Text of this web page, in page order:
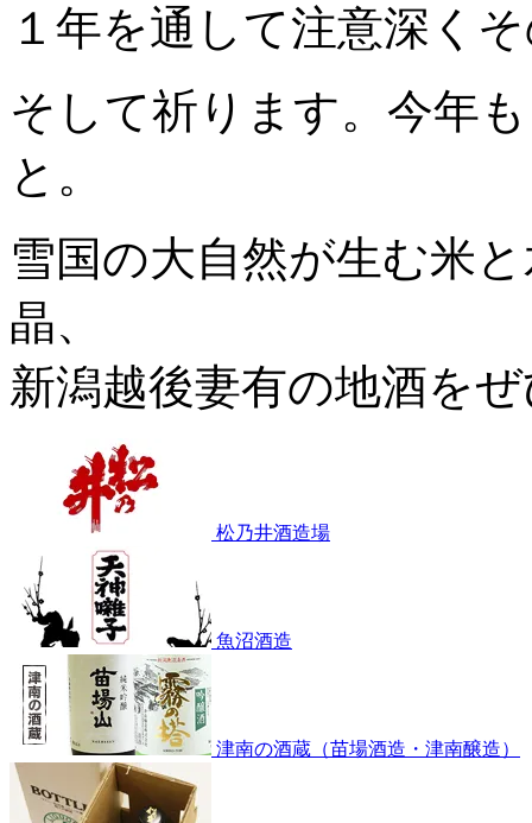
１年を通して注意深く
そして祈ります。今年
と。
雪国の大自然が生む米
晶、
新潟越後妻有の地酒を
松乃井酒造場
魚沼酒造
津南の酒蔵（苗場酒造・津南醸造）